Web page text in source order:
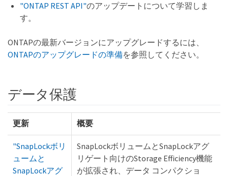
"ONTAP REST API"のアップデートについて学習しま
す。
ONTAPの最新バージョンにアップグレードするには、
ONTAPのアップグレードの準備を参照してください。
データ保護
更新 概要
"SnapLockボリ
ュームと
SnapLockアグ
SnapLockボリュームとSnapLockアグ
リゲート向けのStorage Efficiency機能
が拡張され、データ コンパクショ